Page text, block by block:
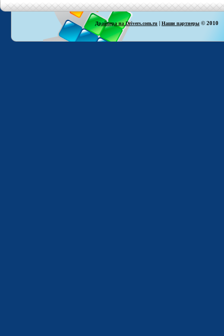
Драйвера на Drivers.com.ru | Наши партнеры © 2010